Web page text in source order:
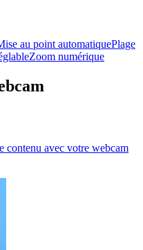
au point automatiquePlage
Zoom numérique
contenu avec votre webcam